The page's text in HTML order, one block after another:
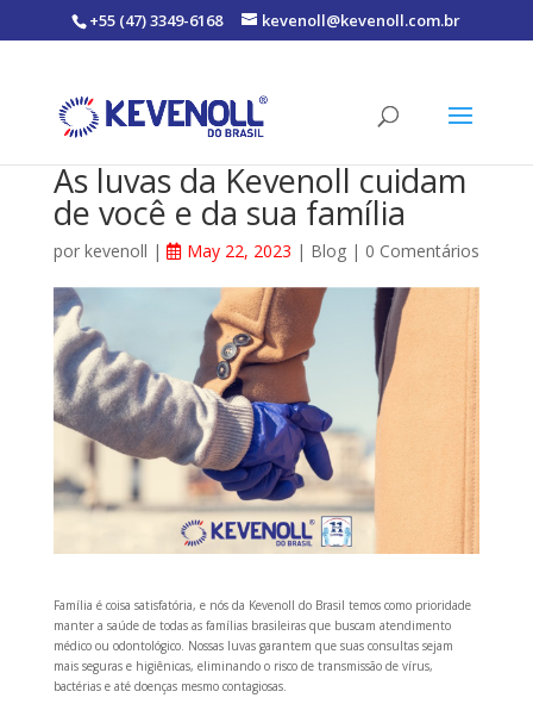
+55 (47) 3349-6168 kevenoll@kevenoll.com.br
As luvas da Kevenoll cuidam
de você e da sua família
por kevenoll | May 22, 2023 | Blog| 0 Comentários
Família é coisa satisfatória, e nós da Kevenoll do Brasil temos como prioridade
manter a saúde de todas as famílias brasileiras que buscam atendimento
médico ou odontológico. Nossas luvas garantem que suas consultas sejam
mais seguras e higiênicas, eliminando o risco de transmissão de vírus,
bactérias e até doenças mesmo contagiosas.